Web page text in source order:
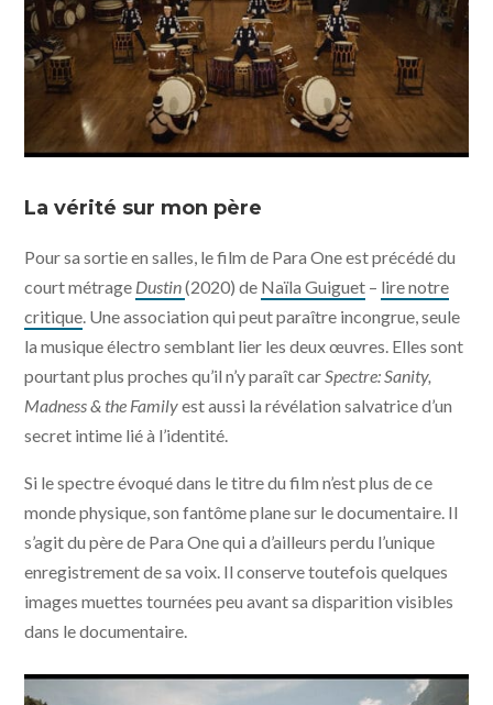
Distribution
La vérité sur mon père
Pour sa sortie en salles, le film de Para One est précédé du
court métrage Dustin(2020) de Naïla Guiguet – lire notre
critique. Une association qui peut paraître incongrue, seule
la musique électro semblant lier les deux œuvres. Elles sont
pourtant plus proches qu’il n’y paraît carSpectre: Sanity,
Madness & the Familyest aussi la révélation salvatrice d’un
secret intime lié à l’identité.
Si le spectre évoqué dans le titre du film n’est plus de ce
monde physique, son fantôme plane sur le documentaire. Il
s’agit du père de Para One qui a d’ailleurs perdu l’unique
enregistrement de sa voix. Il conserve toutefois quelques
images muettes tournées peu avant sa disparition visibles
dans le documentaire.